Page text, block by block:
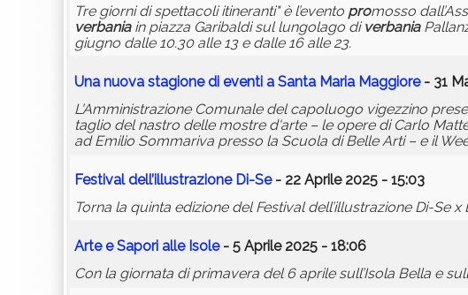
Tre giorni di spettacoli itineranti" è l’evento promosso
verbaniain piazza Garibaldi sul lungolago di verbania
giugno dalle 10.30 alle 13 e dalle 16 alle 23.
Una nuova stagione di eventi a Santa Maria Maggiore- 31
L'Amministrazione Comunale del capoluogo vigezzino
taglio del nastro delle mostre d'arte – le opere di Carlo
ad Emilio Sommariva presso la Scuola di Belle Arti – e il
Festival dell’illustrazione Di-Se- 22 Aprile 2025 - 15:03
Torna la quinta edizione del Festival dell’illustrazione Di-
Arte e Sapori alle Isole- 5 Aprile 2025 - 18:06
Con la giornata di primavera del 6 aprile sull’Isola Bella e